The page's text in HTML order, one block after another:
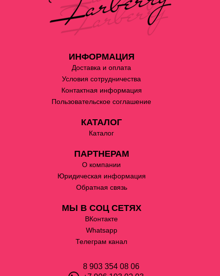
ИНФОРМАЦИЯ
Доставка и оплата
Условия сотрудничества
Контактная информация
Пользовательское соглашение
КАТАЛОГ
Каталог
ПАРТНЕРАМ
О компании
Юридическая информация
Обратная связь
МЫ В СОЦ СЕТЯХ
ВКонтакте
Whatsapp
Телеграм канал
8 903 354 08 06